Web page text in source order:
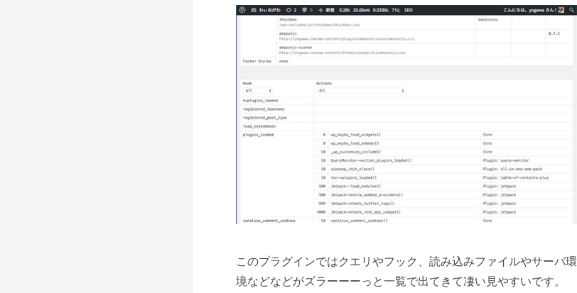
このプラグインではクエリやフック、読み込みファイルやサーバ環
境などなどがズラーーーっと一覧で出てきて凄い見やすいです。